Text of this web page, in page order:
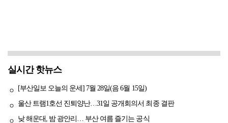
실시간 핫뉴스
[부산일보 오늘의 운세] 7월 28일(음 6월 15일)
울산 트램1호선 진퇴양난…31일 공개회의서 최종 결판
낮 해운대, 밤 광안리… 부산 여름 즐기는 공식